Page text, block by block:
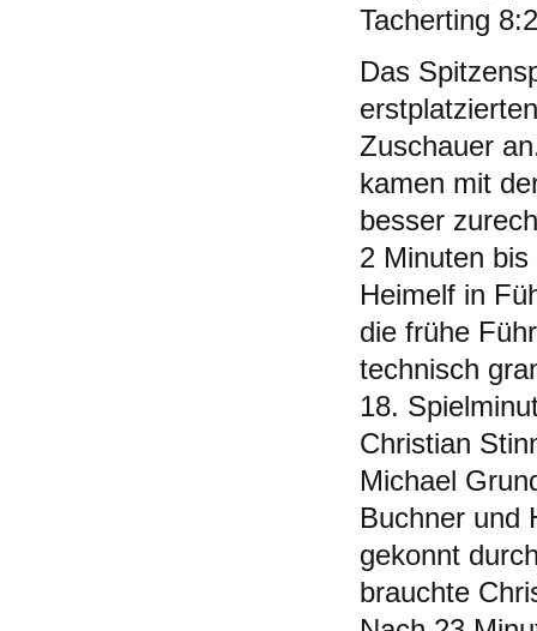
Tacherting 8:2
Das
Zuschauer
kamen mit
besser
2 Minuten
Heimelf in
die frühe
technisch
18.
Christian
Michael
Buchner und
gekonnt
brauchte